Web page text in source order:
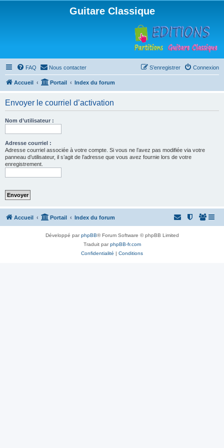
Guitare Classique
FAQ Nous contacter Connexion
S’enregistrer
Accueil Portail Index du forum
Envoyer le courriel d’activation
Nom d’utilisateur :
Adresse courriel :
Adresse courriel associée à votre compte. Si vous ne l’avez pas modifiée via votre
panneau d’utilisateur, il s’agit de l’adresse que vous avez fournie lors de votre
enregistrement.
Accueil Portail Index du forum
Développé parphpBB® Forum Software © phpBB Limited
Traduit parphpBB-fr.com
Confidentialité | Conditions